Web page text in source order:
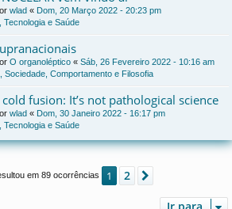
wlad « Dom, 20 Março 2022 - 20:23 pm
Tecnologia e Saúde
O organoléptico « Sáb, 26 Fevereiro 2022 - 10:16 am
Sociedade, Comportamento e Filosofia
fusion: It’s not pathological science
wlad « Dom, 30 Janeiro 2022 - 16:17 pm
Tecnologia e Saúde
em 89 ocorrências 1 2